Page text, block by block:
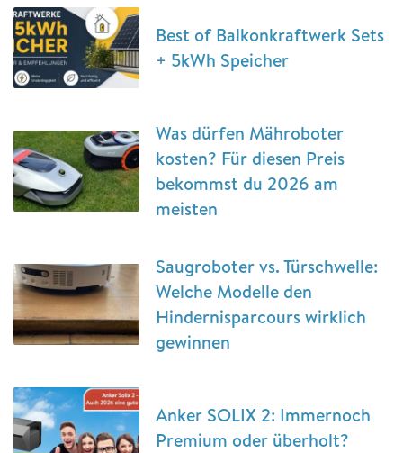
Best of Balkonkraftwerk Sets
+ 5kWh Speicher
Was dürfen Mähroboter
kosten? Für diesen Preis
bekommst du 2026 am
meisten
Saugroboter vs. Türschwelle:
Welche Modelle den
Hindernisparcours wirklich
gewinnen
Anker SOLIX 2: Immernoch
Premium oder überholt?